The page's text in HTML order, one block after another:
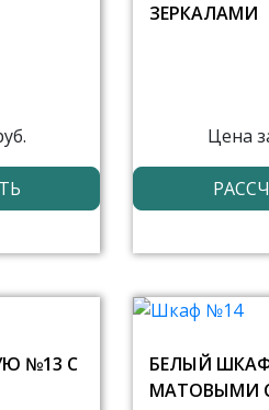
ЗЕРКАЛАМИ
Цена
№13 С
БЕЛЫЙ
МАТОВЫМИ